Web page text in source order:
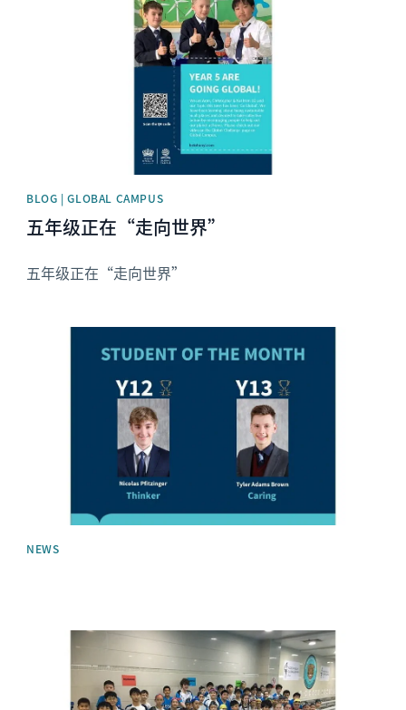
BLOG | GLOBAL CAMPUS
五年级正在“走向世界”
五年级正在“走向世界”
NEWS
News image